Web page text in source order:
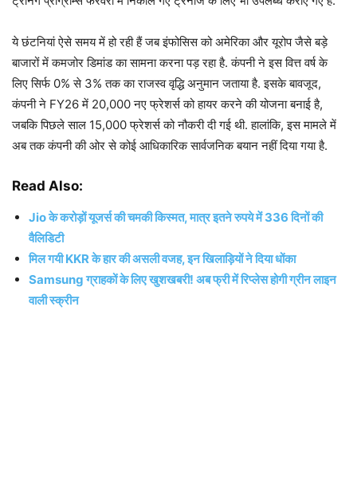
ये छंटनियां ऐसे समय में हो रही हैं जब इंफोसिस को अमेरिका और यूरोप जैसे बड़े
बाजारों में कमजोर डिमांड का सामना करना पड़ रहा है. कंपनी ने इस वित्त वर्ष के
लिए सिर्फ 0% से 3% तक का राजस्व वृद्धि अनुमान जताया है. इसके बावजूद,
कंपनी ने FY26 में 20,000 नए फ्रेशर्स को हायर करने की योजना बनाई है,
जबकि पिछले साल 15,000 फ्रेशर्स को नौकरी दी गई थी. हालांकि, इस मामले में
अब तक कंपनी की ओर से कोई आधिकारिक सार्वजनिक बयान नहीं दिया गया है.
Read Also:
Jio के करोड़ों यूजर्स की चमकी किस्मत, मात्र इतने रुपये में 336 दिनों की
वैलिडिटी
मिल गयी KKR के हार की असली वजह, इन खिलाड़ियों ने दिया धोंका
Samsung ग्राहकों के लिए खुशखबरी! अब फ्री में रिप्लेस होगी ग्रीन लाइन
वाली स्क्रीन